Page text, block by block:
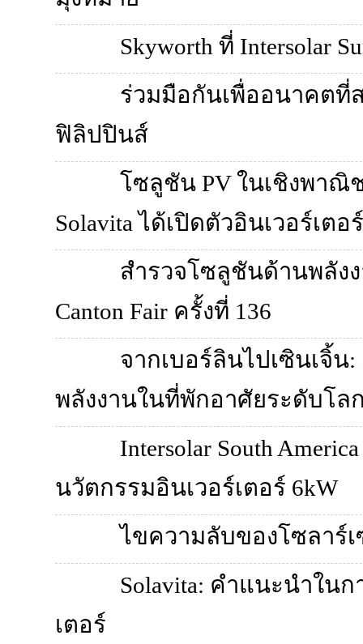
Skyworth ที่ Intersolar
ร่วมมือกันเพื่ออนาคตที่
ฟิลิปปินส์
โซลูชัน PV ในเชิงพาณิ
Solavita ได้เปิดตัวอินเวอร์เต
สำรวจโซลูชันด้านพลัง
Canton Fair ครั้งที่ 136
จากเบอร์ลินไปเซินเจิ้น
พลังงานในที่พักอาศัยระดับโล
Intersolar South
นวัตกรรมอินเวอร์เตอร์ 6kW
ไขความลับของโซลาร์เ
Solavita: คำแนะนำใน
เตอร์